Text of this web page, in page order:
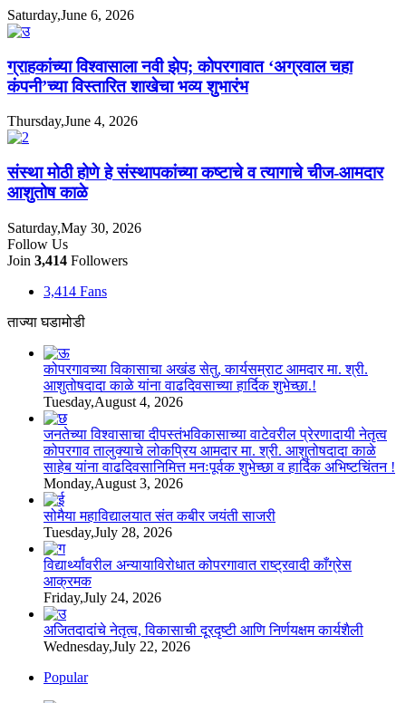
Saturday,June 6, 2026
ग्राहकांच्या विश्वासाला नवी झेप; कोपरगावात ‘अग्रवाल चहा
कंपनी’च्या विस्तारित शाखेचा भव्य शुभारंभ
Thursday,June 4, 2026
संस्था मोठी होणे हे संस्थापकांच्या कष्टाचे व त्यागाचे चीज-आमदार
आशुतोष काळे
Saturday,May 30, 2026
Follow Us
Join 3,414 Followers
3,414 Fans
ताज्या घडामोडी
कोपरगावच्या विकासाचा अखंड सेतु, कार्यसम्राट आमदार मा. श्री.
आशुतोषदादा काळे यांना वाढदिवसाच्या हार्दिक शुभेच्छा.!
Tuesday,August 4, 2026
जनतेच्या विश्वासाचा दीपस्तंभविकासाच्या वाटेवरील प्रेरणादायी नेतृत्व
कोपरगाव तालुक्याचे लोकप्रिय आमदार मा. श्री. आशुतोषदादा काळे
साहेब यांना वाढदिवसानिमित्त मनःपूर्वक शुभेच्छा व हार्दिक अभिष्टचिंतन !
Monday,August 3, 2026
सोमैया महाविद्यालयात संत कबीर जयंती साजरी
Tuesday,July 28, 2026
विद्यार्थ्यांवरील अन्यायाविरोधात कोपरगावात राष्ट्रवादी काँग्रेस
आक्रमक
Friday,July 24, 2026
अजितदादांचे नेतृत्व, विकासाची दूरदृष्टी आणि निर्णयक्षम कार्यशैली
Wednesday,July 22, 2026
Popular